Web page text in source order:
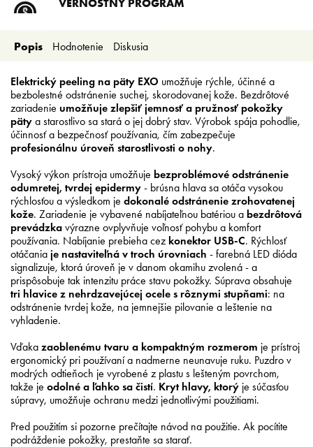
VERNOSTNÝ PROGRAM
Doprava zadarmo od 80 €
Nízke ceny pre holičov a
kaderníkov
Popis Hodnotenie Diskusia
Elektrický peeling na päty EXO umožňuje rýchle, účinné a
bezbolestné odstránenie suchej, skorodovanej kože. Bezdrôtové
zariadenie umožňuje zlepšiť jemnosť a pružnosť pokožky
päty a starostlivo sa stará o jej dobrý stav. Výrobok spája pohodlie,
účinnosť a bezpečnosť používania, čím zabezpečuje
profesionálnu úroveň starostlivosti o nohy.
Vysoký výkon prístroja umožňuje bezproblémové odstránenie
odumretej, tvrdej epidermy - brúsna hlava sa otáča vysokou
rýchlosťou a výsledkom je dokonalé odstránenie zrohovatenej
kože. Zariadenie je vybavené nabíjateľnou batériou a bezdrôtová
prevádzka výrazne ovplyvňuje voľnosť pohybu a komfort
používania. Nabíjanie prebieha cez konektor USB-C. Rýchlosť
otáčania je nastaviteľná v troch úrovniach - farebná LED dióda
signalizuje, ktorá úroveň je v danom okamihu zvolená - a
prispôsobuje tak intenzitu práce stavu pokožky. Súprava obsahuje
tri hlavice z nehrdzavejúcej ocele s rôznymi stupňami: na
odstránenie tvrdej kože, na jemnejšie pilovanie a leštenie na
vyhladenie.
Vďaka zaoblenému tvaru a kompaktným rozmerom je prístroj
ergonomický pri používaní a nadmerne neunavuje ruku. Puzdro v
modrých odtieňoch je vyrobené z plastu s lešteným povrchom,
takže je odolné a ľahko sa čistí. Kryt hlavy, ktorý je súčasťou
súpravy, umožňuje ochranu medzi jednotlivými použitiami.
Pred použitím si pozorne prečítajte návod na použitie. Ak pocítite
podráždenie pokožky, prestaňte sa starať.